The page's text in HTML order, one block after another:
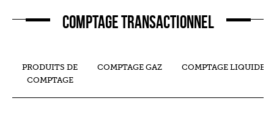
Comptage transactionnel
PRODUITS DE
COMPTAGE
COMPTAGE GAZ COMPTAGE LIQUIDE